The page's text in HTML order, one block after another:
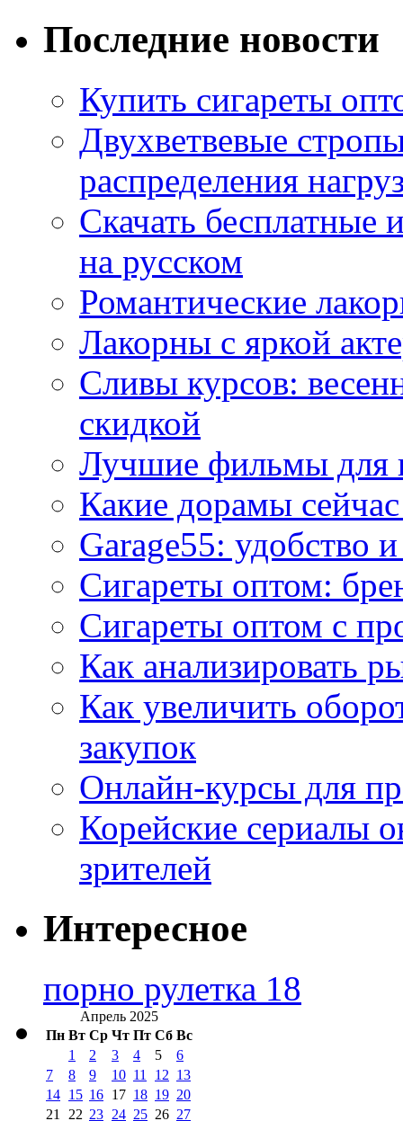
Последние новости
Купить сигареты
Двухветвевые
распределения
Скачать
на русском
Романтические
Лакорны с яркой
Сливы курсов:
скидкой
Лучшие фильмы для
Какие дорамы
Garage55: удобство
Сигареты оптом:
Сигареты оптом с
Как анализировать
Как увеличить
закупок
Онлайн-курсы для
Корейские сериалы
зрителей
Интересное
порно рулетка 18
Апрель 2025
Пн Вт Ср Чт Пт Сб Вс
1
2 3 4 5
6
7
8 9 10 11 12 13
14 15 16 17 18 19 20
21
22 23 24 25 26 27